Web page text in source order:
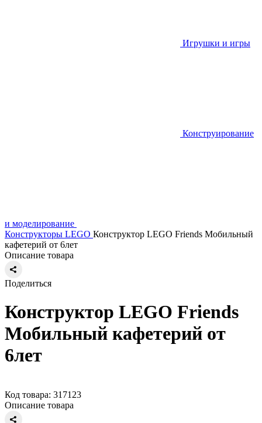
Игрушки и игры
Конструирование
и моделирование
Конструкторы LEGO Конструктор LEGO Friends Мобильный
кафетерий от 6лет
Описание товара
Поделиться
Конструктор LEGO Friends
Мобильный кафетерий от
6лет
Код товара: 317123
Описание товара